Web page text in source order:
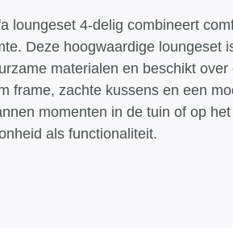
loungeset 4-delig combineert
Deze hoogwaardige loungeset
materialen en beschikt over
frame, zachte kussens en een
momenten in de tuin of op
als functionaliteit.